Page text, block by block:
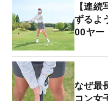
【連
ずるよ
00ヤー
なぜ最